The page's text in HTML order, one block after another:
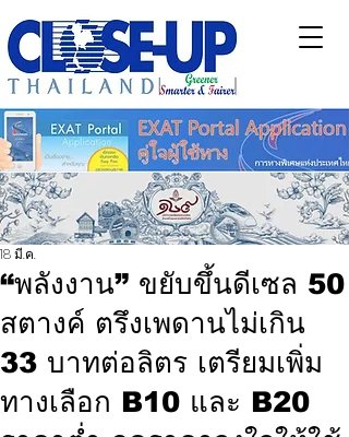
“พลังงาน” ขยับขึ้นดีเซล 50
สตางค์ ตรึงเพดานไม่เกิน
33 บาทต่อลิตร เตรียมเพิ่ม
ทางเลือก B10 และ B20
18 มี.ค.